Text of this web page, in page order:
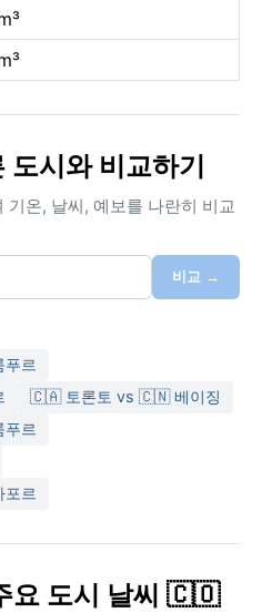
시와 비교하기
온, 날씨, 예보를 나란히 비교
비교 →
르
🇨🇦 토론토 vs 🇨🇳 베이징
르
르
요 도시 날씨 🇨🇴